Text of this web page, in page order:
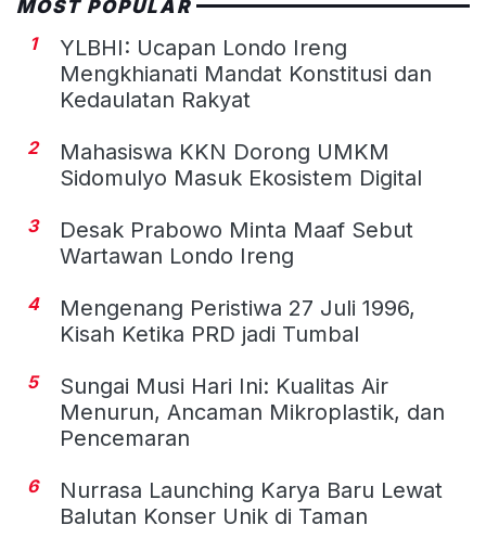
MOST POPULAR
1
YLBHI: Ucapan Londo Ireng
Mengkhianati Mandat Konstitusi dan
Kedaulatan Rakyat
2
Mahasiswa KKN Dorong UMKM
Sidomulyo Masuk Ekosistem Digital
3
Desak Prabowo Minta Maaf Sebut
Wartawan Londo Ireng
4
Mengenang Peristiwa 27 Juli 1996,
Kisah Ketika PRD jadi Tumbal
5
Sungai Musi Hari Ini: Kualitas Air
Menurun, Ancaman Mikroplastik, dan
Pencemaran
6
Nurrasa Launching Karya Baru Lewat
Balutan Konser Unik di Taman